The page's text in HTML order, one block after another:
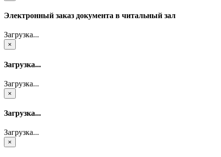
Электронный заказ документа в читальный зал
Загрузка...
×
Загрузка...
Загрузка...
×
Загрузка...
Загрузка...
×